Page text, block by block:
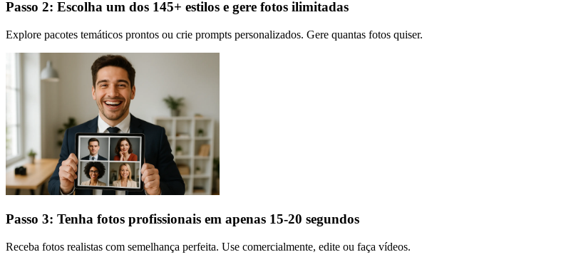
Passo 2: Escolha um dos 145+ estilos e gere fotos ilimitadas
Explore pacotes temáticos prontos ou crie prompts personalizados. Gere quantas fotos quiser.
Passo 3: Tenha fotos profissionais em apenas 15-20 segundos
Receba fotos realistas com semelhança perfeita. Use comercialmente, edite ou faça vídeos.